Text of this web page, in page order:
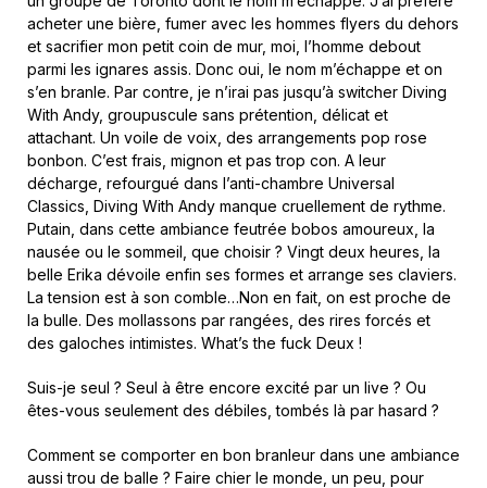
acheter une bière, fumer avec les hommes flyers du dehors
et sacrifier mon petit coin de mur, moi, l’homme debout
parmi les ignares assis. Donc oui, le nom m’échappe et on
s’en branle. Par contre, je n’irai pas jusqu’à switcher Diving
With Andy, groupuscule sans prétention, délicat et
attachant. Un voile de voix, des arrangements pop rose
bonbon. C’est frais, mignon et pas trop con. A leur
décharge, refourgué dans l’anti-chambre Universal
Classics, Diving With Andy manque cruellement de rythme.
Putain, dans cette ambiance feutrée bobos amoureux, la
nausée ou le sommeil, que choisir ? Vingt deux heures, la
belle Erika dévoile enfin ses formes et arrange ses claviers.
La tension est à son comble…Non en fait, on est proche de
la bulle. Des mollassons par rangées, des rires forcés et
des galoches intimistes. What’s the fuck Deux !
Suis-je seul ? Seul à être encore excité par un live ? Ou
êtes-vous seulement des débiles, tombés là par hasard ?
Comment se comporter en bon branleur dans une ambiance
aussi trou de balle ? Faire chier le monde, un peu, pour